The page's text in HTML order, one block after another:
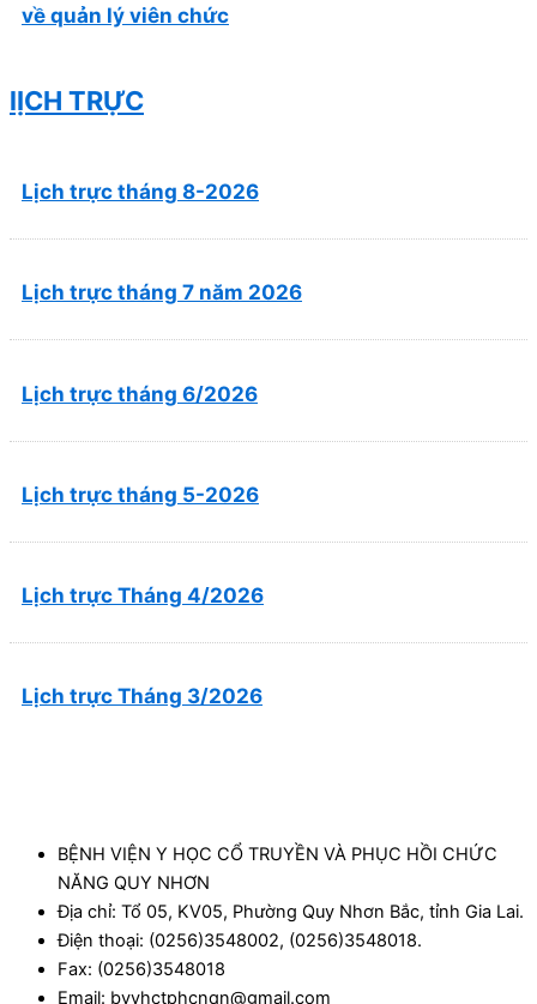
về quản lý viên chức
lỊCH TRỰC
Lịch trực tháng 8-2026
Lịch trực tháng 7 năm 2026
Lịch trực tháng 6/2026
Lịch trực tháng 5-2026
Lịch trực Tháng 4/2026
Lịch trực Tháng 3/2026
BỆNH VIỆN Y HỌC CỔ TRUYỀN VÀ PHỤC HỒI CHỨC
NĂNG QUY NHƠN
Địa chỉ: Tổ 05, KV05, Phường Quy Nhơn Bắc, tỉnh Gia Lai.
Điện thoại: (0256)3548002, (0256)3548018.
Fax: (0256)3548018
Email: bvyhctphcnqn@gmail.com